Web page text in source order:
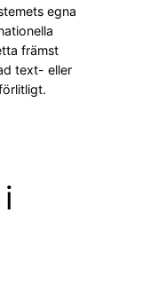
egna
främst
text- eller